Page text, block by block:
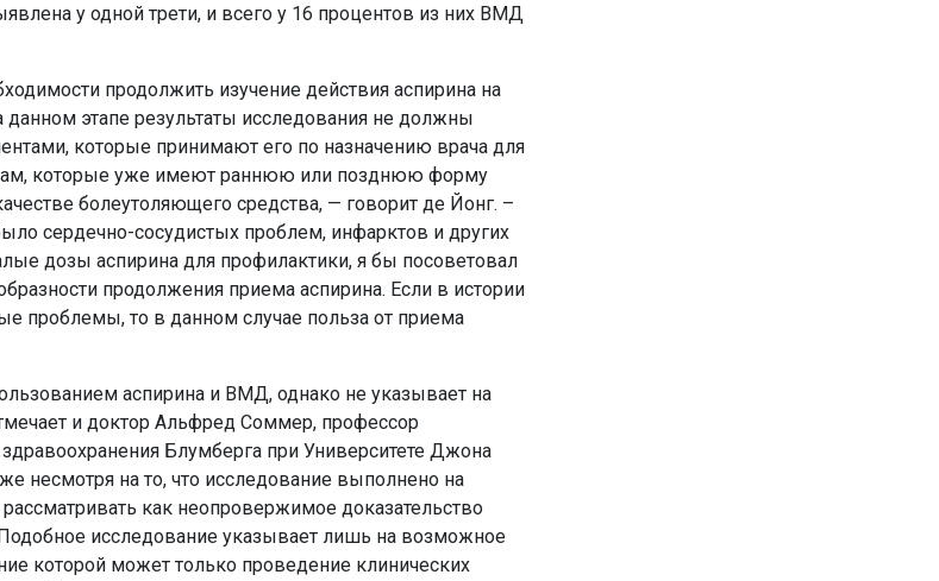
у одной трети, и всего у 16 процентов из них ВМД
продолжить изучение действия аспирина на
данном этапе результаты исследования не должны
которые принимают его по назначению врача для
которые уже имеют раннюю или позднюю форму
болеутоляющего средства, — говорит де Йонг. –
сердечно-сосудистых проблем, инфарктов и других
дозы аспирина для профилактики, я бы посоветовал
продолжения приема аспирина. Если в истории
проблемы, то в данном случае польза от приема
аспирина и ВМД, однако не указывает на
и доктор Альфред Соммер, профессор
Блумберга при Университете Джона
несмотря на то, что исследование выполнено на
как неопровержимое доказательство
исследование указывает лишь на возможное
которой может только проведение клинических